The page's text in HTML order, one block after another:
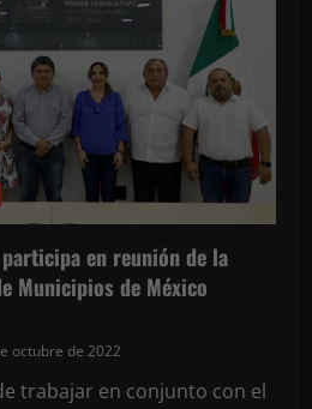
en reunión de la
Municipios de México
octubre de 2022
trabajar en conjunto con el